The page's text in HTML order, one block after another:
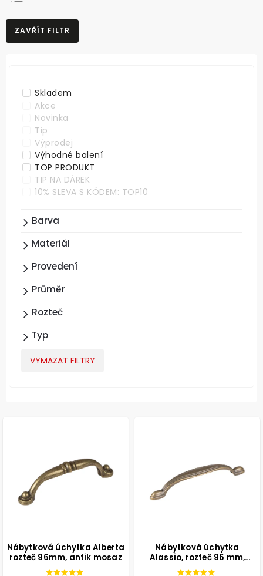
NEJPRODÁVANĚJŠÍ
NEJLEVNĚJŠÍ
ZAVŘÍT FILTR
Skladem
Akce
Novinka
Tip
Výprodej
Výhodné balení
TOP PRODUKT
TIP NA DÁREK
10% SLEVA S KÓDEM: TOP10
Barva
Materiál
Provedení
Průměr
Rozteč
Typ
VYMAZAT FILTRY
Nábytková úchytka Alberta
rozteč 96mm, antik mosaz
Nábytková úchytka
Alassio, rozteč 96 mm,
mosaz patina